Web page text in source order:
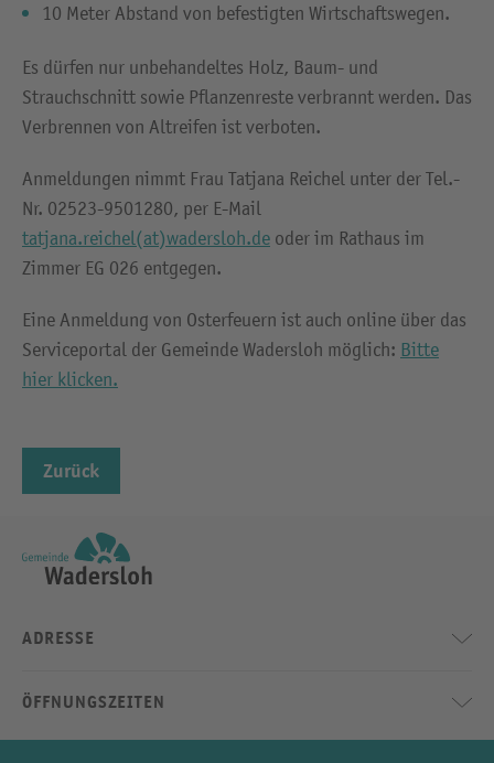
10 Meter Abstand von befestigten Wirtschaftswegen.
Es dürfen nur unbehandeltes Holz, Baum- und
Strauchschnitt sowie Pflanzenreste verbrannt werden. Das
Verbrennen von Altreifen ist verboten.
Anmeldungen nimmt Frau Tatjana Reichel unter der Tel.-
Nr. 02523-9501280, per E-Mail
tatjana.reichel(at)wadersloh.de oder im Rathaus im
Zimmer EG 026 entgegen.
Eine Anmeldung von Osterfeuern ist auch online über das
Serviceportal der Gemeinde Wadersloh möglich: Bitte
hier klicken.
Zurück
ADRESSE
ÖFFNUNGSZEITEN